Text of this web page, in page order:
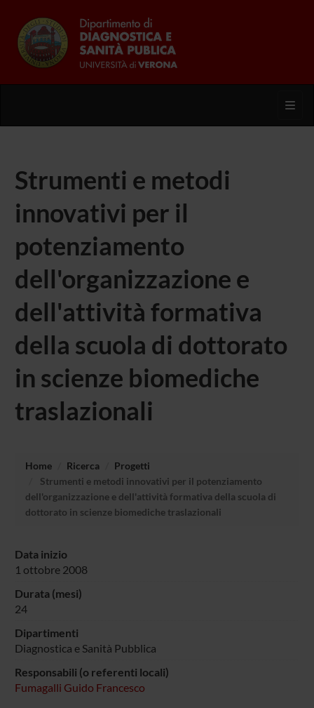
Strumenti e metodi
innovativi per il
potenziamento
dell'organizzazione e
dell'attività formativa
della scuola di dottorato
in scienze biomediche
traslazionali
Home Ricerca
Progetti
Strumenti e metodi innovativi per il potenziamento
dell'organizzazione e dell'attività formativa della scuola di
dottorato in scienze biomediche traslazionali
Data inizio
1 ottobre 2008
Durata (mesi)
24
Dipartimenti
Diagnostica e Sanità Pubblica
Responsabili (o referenti locali)
Fumagalli Guido Francesco